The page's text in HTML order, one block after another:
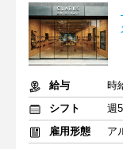
給与
時
シフト
週
雇用形態
ア